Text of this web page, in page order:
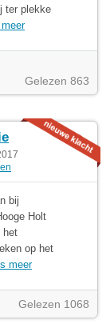
ter plekke
Gelezen 863
bij
Holt
het
op het
meer
Gelezen 1068